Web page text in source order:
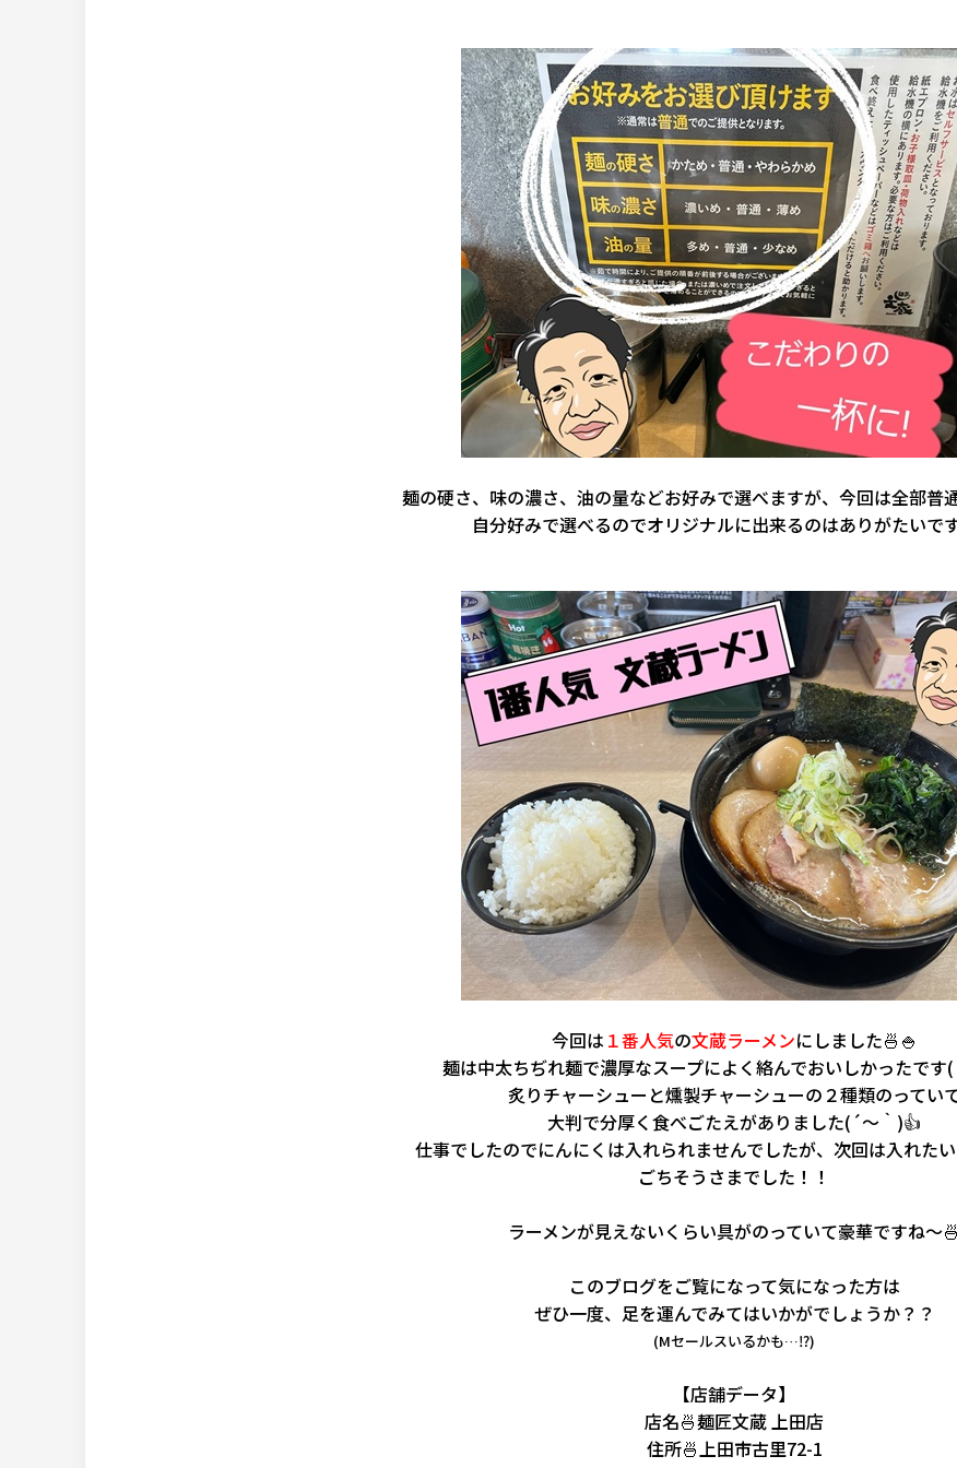
麺の硬さ、味の濃さ、油の量などお好みで選べますが、今回は全部普
自分好みで選べるのでオリジナルに出来るのはありがたいで
今回は １番人気の文蔵ラーメンにしました🍜🍚
麺は中太ちぢれ麺で濃厚なスープによく絡んでおいしかったで
炙りチャーシューと燻製チャーシューの２種類のってい
大判で分厚く食べごたえがありました(´～｀)👍
仕事でしたのでにんにくは入れられませんでしたが、次回は入れたい
ごちそうさまでした！！
ラーメンが見えないくらい具がのっていて豪華ですね～🍜
このブログをご覧になって気になった方は
ぜひ一度、足を運んでみてはいかがでしょうか？？
(Mセールスいるかも…⁉)
【店舗データ】
店名🍜麺匠文蔵 上田店
住所🍜上田市古里72-1